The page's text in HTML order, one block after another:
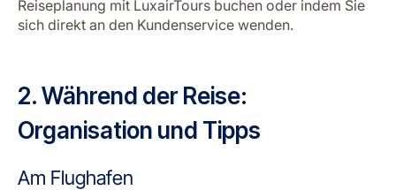
Reiseplanung mit LuxairTours buchen oder indem Sie
sich direkt an den Kundenservice wenden.
2. Während der Reise:
Organisation und Tipps
Am Flughafen